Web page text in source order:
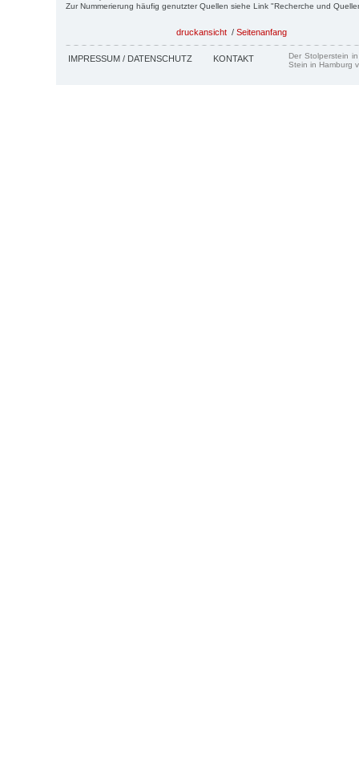
Zur Nummerierung häufig genutzter Quellen siehe Link "Recherche und
druckansicht / Seitenanfang
IMPRESSUM / DATENSCHUTZ KONTAKT
Der Stolperstein
Stein in Hamburg